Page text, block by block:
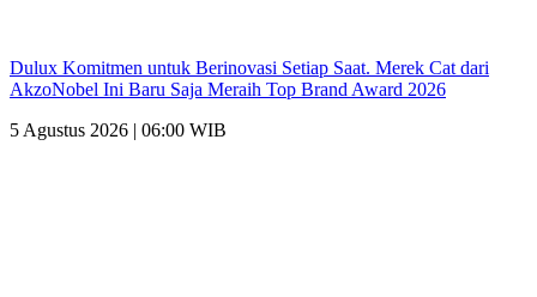
Dulux Komitmen untuk Berinovasi Setiap Saat. Merek Cat dari
AkzoNobel Ini Baru Saja Meraih Top Brand Award 2026
5 Agustus 2026 | 06:00 WIB